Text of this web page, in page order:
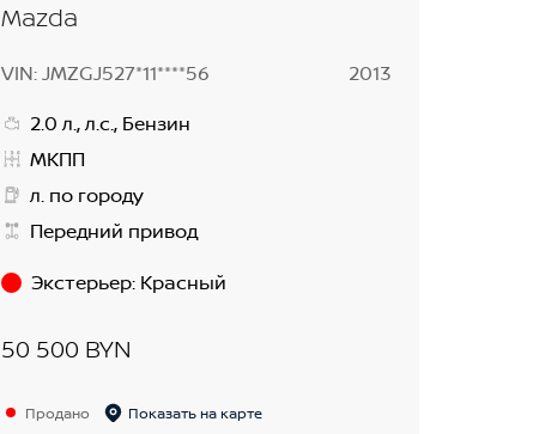
Mazda
VIN: JMZGJ527*11****56
2013
2.0 л., л.с., Бензин
МКПП
л. по городу
Передний привод
Экстерьер: Красный
50 500 BYN
Продано Показать на карте